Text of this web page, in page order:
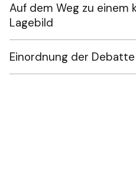
Auf dem Weg zu einem
Lagebild
Einordnung der